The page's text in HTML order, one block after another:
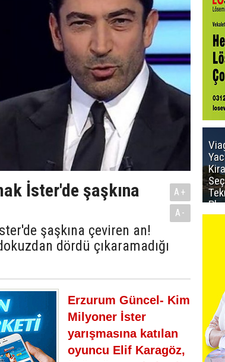
İster'de şaşkına
şaşkına çeviren an!
dördü çıkaramadığı
A+
A-
Erzurum Güncel- Kim
Milyoner İster
yarışmasına katılan
oyuncu Elif Karagöz,